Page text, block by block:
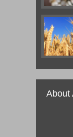
About